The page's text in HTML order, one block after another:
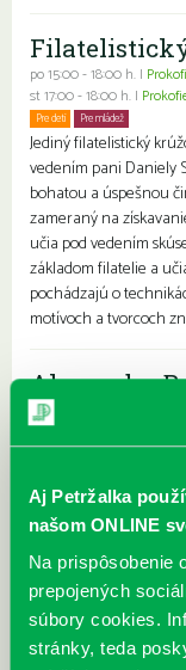
Aj Petržalka
našom ONLINE
Na prispôsobenie
prepojených
súbory cookies.
stránky, teda
po 15:00 - 18:00 h. |
st 17:00 - 18:00 h. |
Pre deti Pre mládež
Jediný filatelistický
vedením pani Daniely
bohatou a úspešnou
zameraný na
učia pod vedením
základom filatelie a
pochádzajú o
motívoch a tvorcoch
Alexander
realitou
Každý deň |Vavilovova 26
Pozývame vás na
ktorého diela odrážajú
viac ako tridsaťpäť
unikátnej grafike a
surrealistický svet
vyjadrovať absenciu